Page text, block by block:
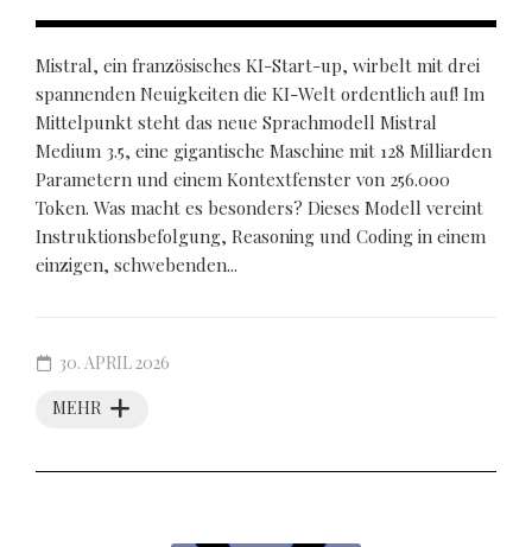
Mistral, ein französisches KI-Start-up, wirbelt mit drei
spannenden Neuigkeiten die KI-Welt ordentlich auf! Im
Mittelpunkt steht das neue Sprachmodell Mistral
Medium 3.5, eine gigantische Maschine mit 128 Milliarden
Parametern und einem Kontextfenster von 256.000
Token. Was macht es besonders? Dieses Modell vereint
Instruktionsbefolgung, Reasoning und Coding in einem
einzigen, schwebenden...
MEHR
30. APRIL 2026